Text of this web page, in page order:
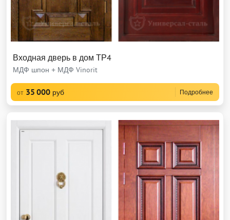
Входная дверь в дом ТР4
МДФ шпон + МДФ Vinorit
от 35 000 руб Подробнее